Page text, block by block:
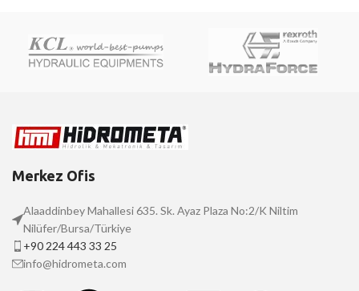
Merkez Ofis
Alaaddinbey Mahallesi 635. Sk. Ayaz Plaza No:2/K Niltim
Nilüfer/Bursa/Türkiye
+90 224 443 33 25
info@hidrometa.com